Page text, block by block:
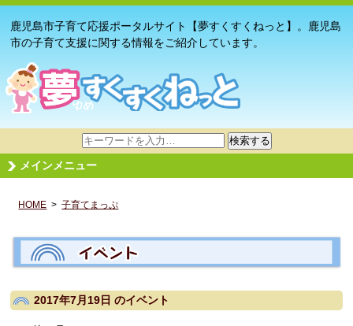
鹿児島市子育て応援ポータルサイト【夢すくすくねっと】。鹿児島
市の子育て支援に関する情報をご紹介しています。
サ
イ
ト
検
検索する
メインメニュー
HOME >子育てまっぷ
2017年7月19日のイベント